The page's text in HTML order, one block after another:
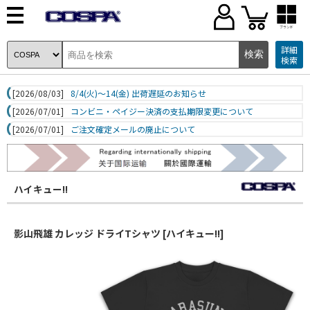
ブランド
詳細
検索
[2026/08/03]
8/4(火)～14(金) 出荷遅延のお知らせ
[2026/07/01]
コンビニ・ペイジー決済の支払期限変更について
[2026/07/01]
ご注文確定メールの廃止について
ハイキュー!!
影山飛雄 カレッジ ドライTシャツ [ハイキュー!!]